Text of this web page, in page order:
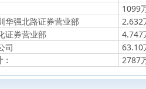
1099
华强北路证券营业部
2.632
证券营业部
4.747
司
63.10
2787